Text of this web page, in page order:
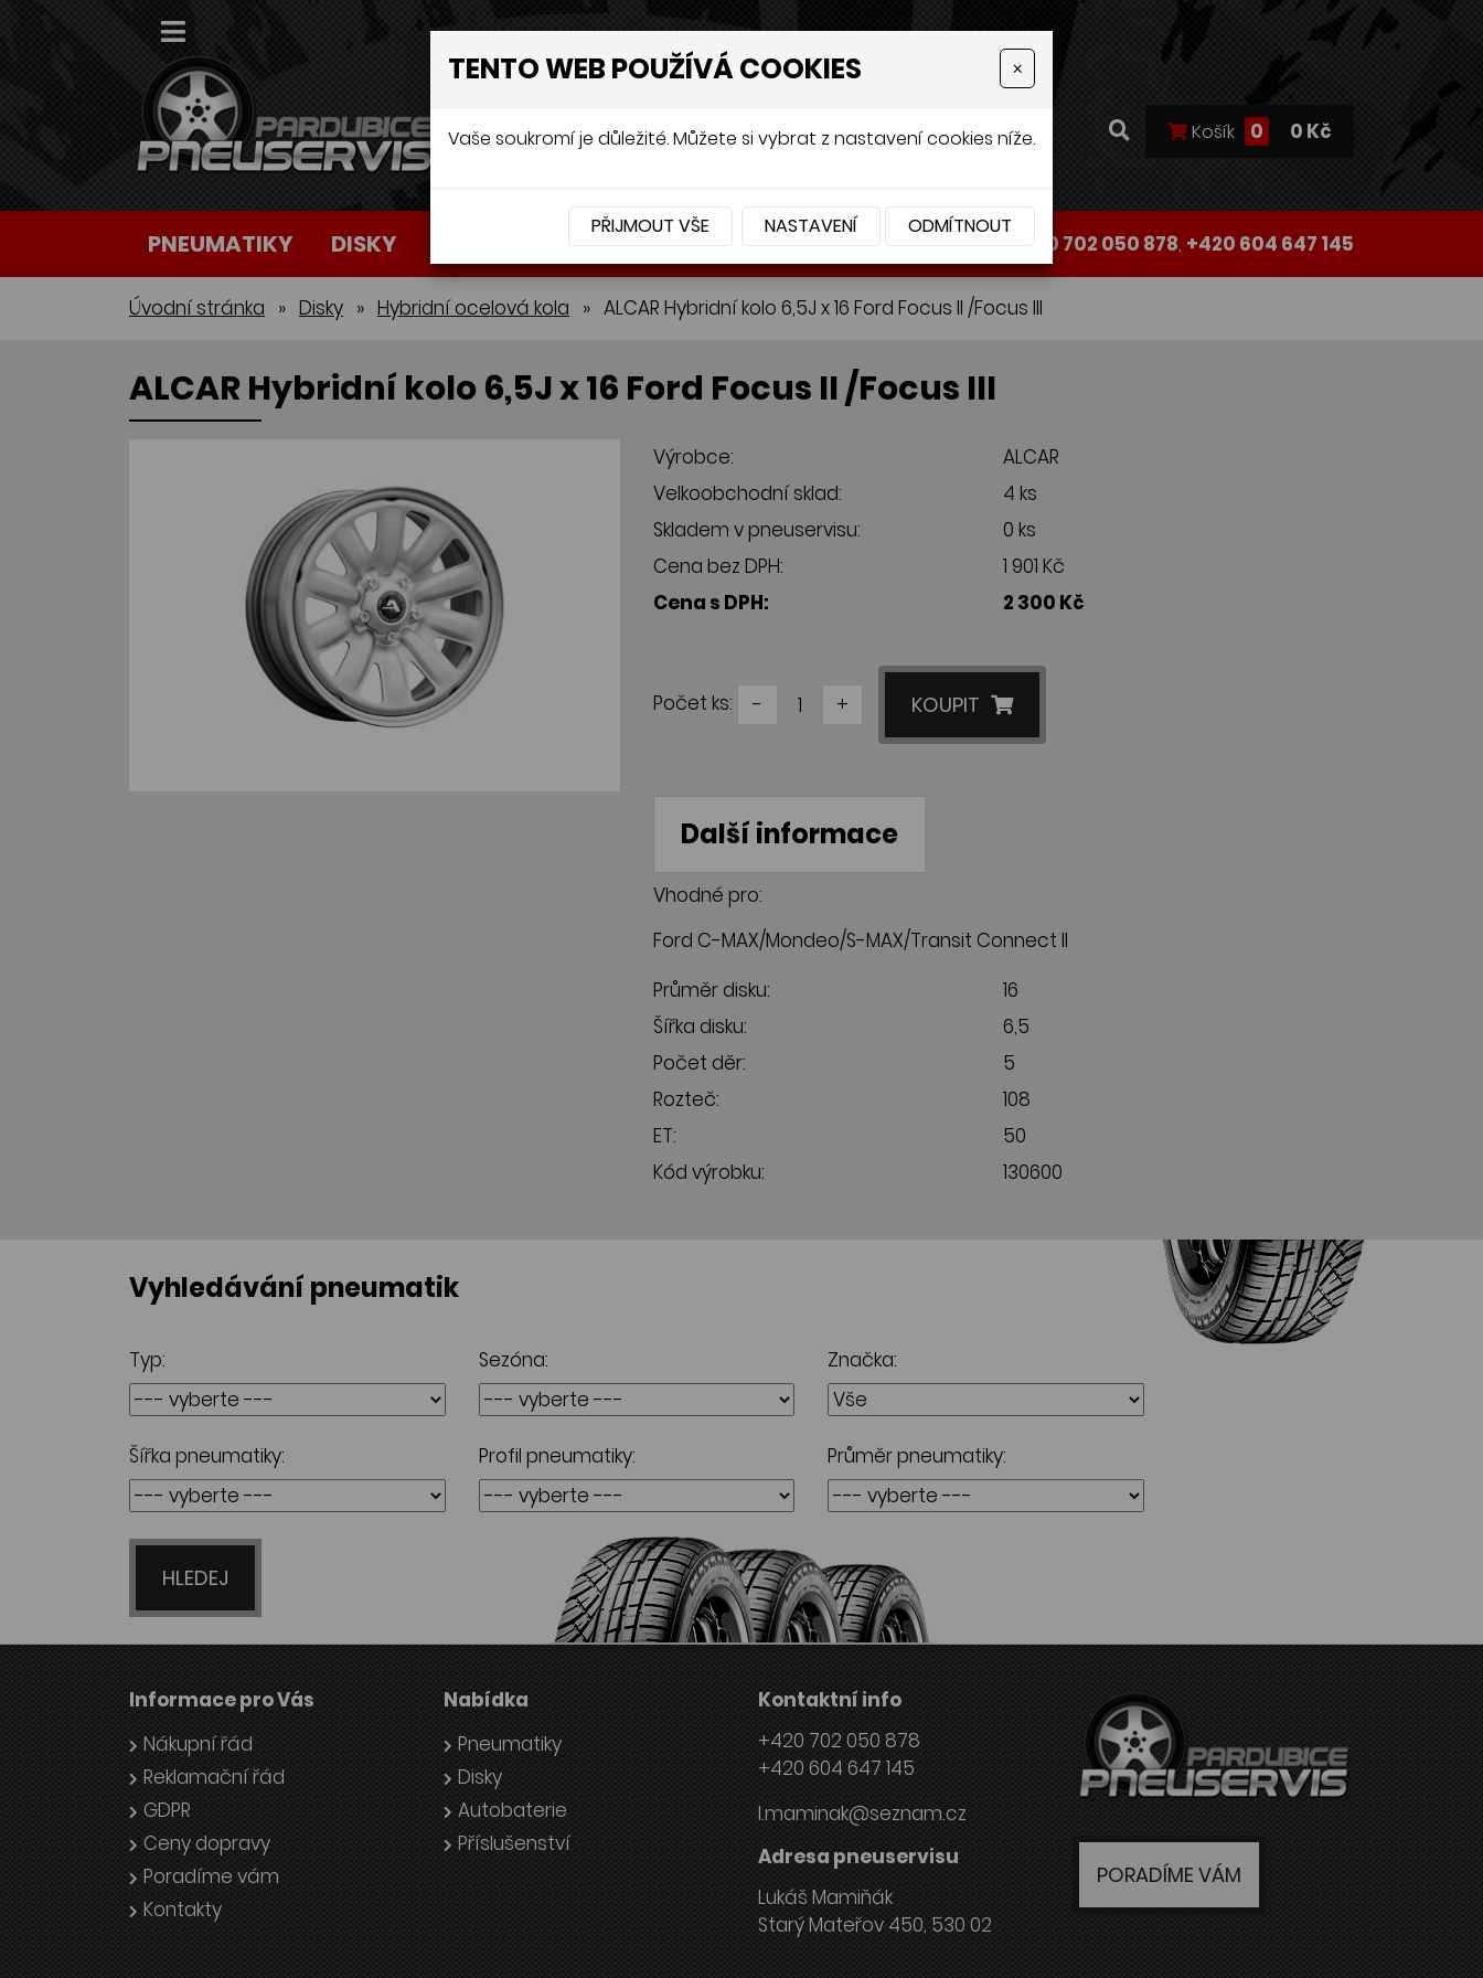
Košík 0 0 Kč
PNEUMATIKY DISKY AUTOBATERIE PŘÍSLUŠENSTVÍ +420 702 050 878, +420 604 647 145
Úvodní stránka » Disky » Hybridní ocelová kola » ALCAR Hybridní kolo 6,5J x 16 Ford Focus II /Focus III
ALCAR Hybridní kolo 6,5J x 16 Ford Focus II /Focus III
Výrobce:
ALCAR
Velkoobchodní sklad:
4 ks
Skladem v pneuservisu:
0 ks
Cena bez DPH:
1 901 Kč
Cena s DPH:
2 300 Kč
Počet ks: - + KOUPIT
Další informace
Vhodné pro:
Ford C-MAX/Mondeo/S-MAX/Transit Connect II
Průměr disku:
16
Šířka disku:
6,5
Počet děr:
5
Rozteč:
108
ET:
50
Kód výrobku:
130600
Vyhledávání pneumatik
Typ: Sezóna: Značka:
Šířka pneumatiky: Profil pneumatiky: Průměr pneumatiky:
HLEDEJ
Informace pro Vás
Nákupní řád
Reklamační řád
GDPR
Ceny dopravy
Poradíme vám
Kontakty
Nabídka
Pneumatiky
Disky
Autobaterie
Příslušenství
Kontaktní info
+420 702 050 878
+420 604 647 145
l.maminak@seznam.cz
Adresa pneuservisu
Lukáš Mamiňák
Starý Mateřov 450, 530 02
PORADÍME VÁM
TENTO WEB POUŽÍVÁ COOKIES ×
Vaše soukromí je důležité. Můžete si vybrat z nastavení cookies níže.
PŘIJMOUT VŠE NASTAVENÍ ODMÍTNOUT